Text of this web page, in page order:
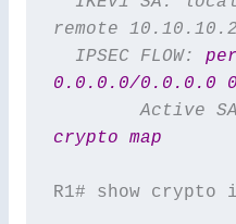
remote
  IPSEC FLOW:
0.0.0.0/0.0.0.0
crypto map
R1# show crypto